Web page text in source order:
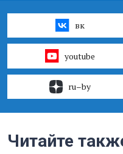
вк
youtube
ru–by
Читайте